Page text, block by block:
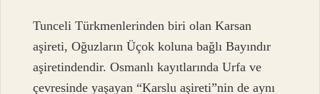
Tunceli Türkmenlerinden biri olan Karsan
aşireti, Oğuzların Üçok koluna bağlı Bayındır
aşiretindendir. Osmanlı kayıtlarında Urfa ve
çevresinde yaşayan “Karslu aşireti”nin de aynı